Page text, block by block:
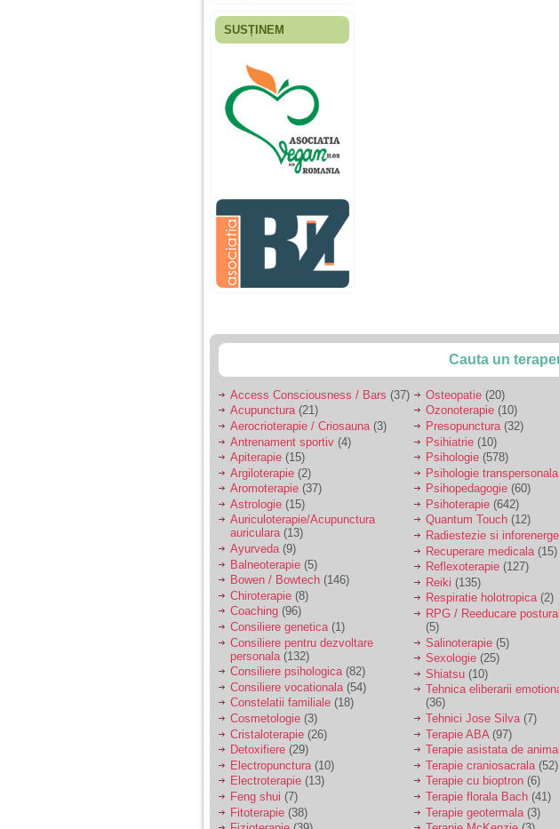
Fiica mea s-a nascut
ani, privind in urma
realizez cat de multe
greseli am facut in
educatia si cresterea
ei, am fost o mama
egoista, preocupata
de implinirea
profesionala, cand ea
era mica am neglijat-
agresiva, orice
greseala era taxata cu
o palma sau pedepse.
De 4 ani am o relatie
serioasa cu un barbat
sa se manifeste o
Ma aflu aici pentru ca
vreau sa stiu daca am
nevoie de un psiholog
sau psihiatru.
Sunt casatorita, am
31 de ani si un copil in
varsta de 2 ani care
mi-e lumina ochilor.
De ceva timp simt ca
mi s-a adunat
oboseala, o oboseala
cronica de care nu pot
scapa si simt ca din
cauza ei nu pot
controla nervii si
cateodata are copilul
de suferit.
Am o bariera peste
care nu pot trece:
prietena mea a ramas
insarcinata cu o fata.
Am fost de comun
acord sa facem un
copil, cu gandul ca e
baiat.
SUSȚINEM
Cauta un
Access Consciousness / Bars (37)
Acupunctura(21)
Aerocrioterapie / Criosauna (3)
Antrenament sportiv (4)
Apiterapie (15)
Argiloterapie (2)
Aromoterapie (37)
Astrologie (15)
Auriculoterapie/Acupunctura
auriculara(13)
Ayurveda(9)
Balneoterapie (5)
Bowen / Bowtech (146)
Chiroterapie (8)
Coaching (96)
Consiliere genetica(1)
Consiliere pentru dezvoltare
personala (132)
Consiliere psihologica(82)
Consiliere vocationala (54)
Constelatii familiale (18)
Cosmetologie (3)
Cristaloterapie (26)
Detoxifiere (29)
Electropunctura (10)
Electroterapie (13)
Feng shui (7)
Fitoterapie (38)
Osteopatie (20)
Ozonoterapie (10)
Presopunctura (32)
Psihiatrie (10)
Psihologie (578)
Psihologie transpersonala
Psihopedagogie (60)
Psihoterapie (642)
Quantum Touch (12)
Radiestezie si
Recuperare medicala (15)
Reflexoterapie (127)
Reiki (135)
Respiratie holotropica(2)
RPG / Reeducare
(5)
Salinoterapie (5)
Sexologie (25)
Shiatsu (10)
Tehnica eliberarii
(36)
Tehnici Jose Silva(7)
Terapie ABA (97)
Terapie asistata de
Terapie craniosacrala (52)
Terapie cu bioptron (6)
Terapie florala Bach (41)
Terapie geotermala (3)